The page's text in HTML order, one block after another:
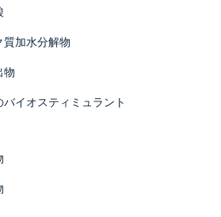
質加水分解物
物
バイオスティミュラント